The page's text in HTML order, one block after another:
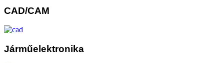
CAD/CAM
Járműelektronika